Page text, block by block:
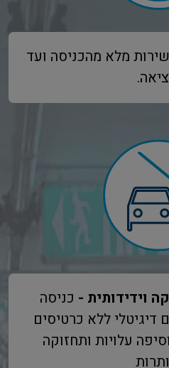
שירות מלא מהכניסה ועד
וידידותית - כניסה
דיגיטלי ללא כרטיסים
עלויות ותחזוקה